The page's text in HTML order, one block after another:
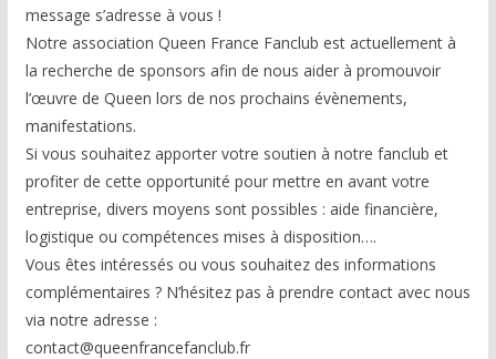
message s’adresse à vous !
Notre association Queen France Fanclub est actuellement à
la recherche de sponsors afin de nous aider à promouvoir
l’œuvre de Queen lors de nos prochains évènements,
manifestations.
Si vous souhaitez apporter votre soutien à notre fanclub et
profiter de cette opportunité pour mettre en avant votre
entreprise, divers moyens sont possibles : aide financière,
logistique ou compétences mises à disposition….
Vous êtes intéressés ou vous souhaitez des informations
complémentaires ? N’hésitez pas à prendre contact avec nous
via notre adresse :
contact@queenfrancefanclub.fr